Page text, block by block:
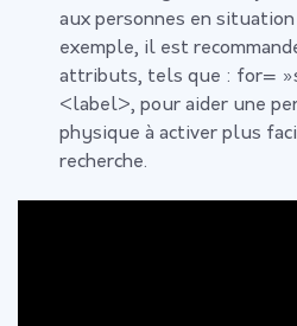
aux personnes en situation
exemple, il est
attributs, tels que : for=
<label>, pour aider une
physique à activer plus
recherche.